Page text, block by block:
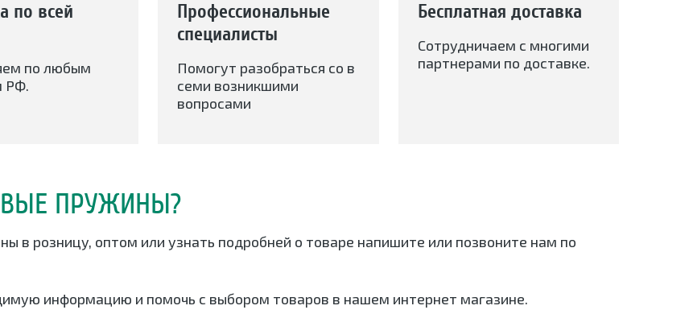
по всей
по любым
РФ.
Профессиональные
специалисты
Помогут разобраться со в
семи возникшими
вопросами
Бесплатная доставка
Сотрудничаем с многими
партнерами по доставке.
ПРУЖИНЫ?
в розницу, оптом или узнать подробней о товаре напишите или позвоните нам по
информацию и помочь с выбором товаров в нашем интернет магазине.